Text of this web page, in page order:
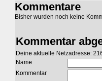
Kommentare
Bisher wurden noch keine
Kommentar
Deine aktuelle Netzadresse:
Name
Kommentar